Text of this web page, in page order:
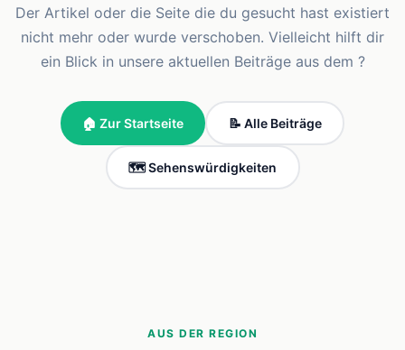
Der Artikel oder die Seite die du gesucht hast existiert
nicht mehr oder wurde verschoben. Vielleicht hilft dir
ein Blick in unsere aktuellen Beiträge aus dem ?
🏠 Zur Startseite 📝 Alle Beiträge
🗺️ Sehenswürdigkeiten
AUS DER REGION